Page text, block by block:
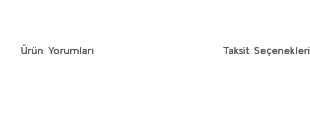
Ürün Yorumları Taksit Seçenekleri